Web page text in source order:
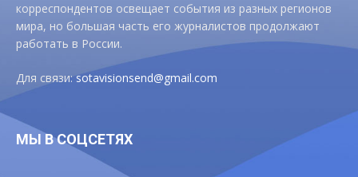
корреспондентов освещает события из разных регионов
мира, но большая часть его журналистов продолжают
работать в России.
Для связи:sotavisionsend@gmail.com
МЫ В СОЦСЕТЯХ